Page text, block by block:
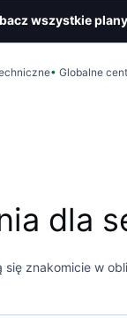
wszystkie plany
Globalne
dla
się znakomicie w